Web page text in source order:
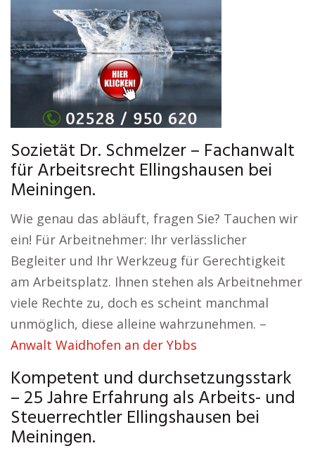
Sozietät Dr. Schmelzer – Fachanwalt
für Arbeitsrecht Ellingshausen bei
Meiningen.
Wie genau das abläuft, fragen Sie? Tauchen wir
ein! Für Arbeitnehmer: Ihr verlässlicher
Begleiter und Ihr Werkzeug für Gerechtigkeit
am Arbeitsplatz. Ihnen stehen als Arbeitnehmer
viele Rechte zu, doch es scheint manchmal
unmöglich, diese alleine wahrzunehmen. –
Anwalt Waidhofen an der Ybbs
Kompetent und durchsetzungsstark
– 25 Jahre Erfahrung als Arbeits- und
Steuerrechtler Ellingshausen bei
Meiningen.